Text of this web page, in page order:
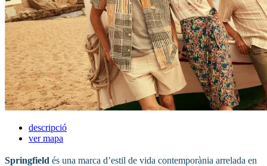
descripció
ver mapa
Springfield és una marca d’estil de vida contemporània arrelada en